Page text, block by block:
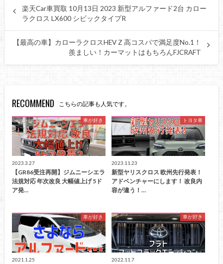
楽天Car車買取 10月13日 2023 新型アルファード2台 カロー
ラクロス LX600 シビックタイプR
【最高の車】カローラクロスHEV Z 高コスパで満足度No.1！
羨ましい！カーマットはもちろんFJCRAFT
RECOMMEND こちらの記事も人気です。
車が好き
2023.3.27
【GR86受注再開】ジムニーシエラ
法規対応 年次改良 大幅値上げ 5ド
ア発…
トヨタ車
2023.11.23
新型ヤリスクロス 欧州先行発表！
アドベンチャーにします！ 改良内
容が違う！…
車が好き
2021.1.25
車が好き
2022.11.7